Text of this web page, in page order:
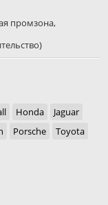
промзона,
Honda
Jaguar
Porsche
Toyota